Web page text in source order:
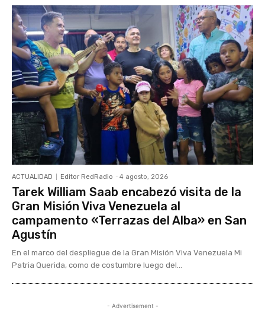
ACTUALIDAD Editor RedRadio - 4 agosto, 2026
Tarek William Saab encabezó visita de la
Gran Misión Viva Venezuela al
campamento «Terrazas del Alba» en San
Agustín
En el marco del despliegue de la Gran Misión Viva Venezuela Mi
Patria Querida, como de costumbre luego del...
- Advertisement -